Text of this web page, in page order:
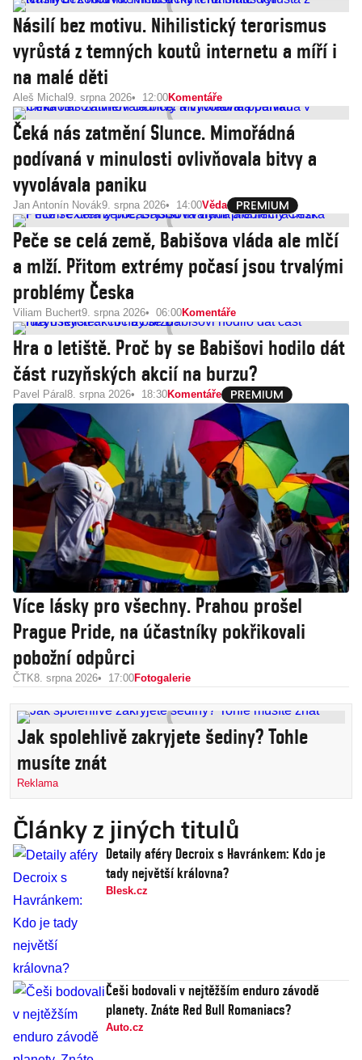
Násilí bez motivu. Nihilistický terorismus
vyrůstá z temných koutů internetu a míří i
na malé děti
Aleš Michal 9. srpna 2026 12:00Komentáře
Čeká nás zatmění Slunce. Mimořádná
podívaná v minulosti ovlivňovala bitvy a
vyvolávala paniku
Jan Antonín Novák9. srpna 2026 14:00Věda
Peče se celá země, Babišova vláda ale mlčí
a mlží. Přitom extrémy počasí jsou trvalými
problémy Česka
Viliam Buchert9. srpna 2026 06:00Komentáře
Hra o letiště. Proč by se Babišovi hodilo dát
část ruzyňských akcií na burzu?
Pavel Páral 8. srpna 2026 18:30Komentáře
Více lásky pro všechny. Prahou prošel
Prague Pride, na účastníky pokřikovali
pobožní odpůrci
ČTK8. srpna 2026 17:00Fotogalerie
Jak spolehlivě zakryjete šediny? Tohle
musíte znát
Reklama
Články z jiných titulů
Detaily aféry Decroix s Havránkem: Kdo je
tady největší královna?
Blesk.cz
Češi bodovali v nejtěžším enduro závodě
planety. Znáte Red Bull Romaniacs?
Auto.cz